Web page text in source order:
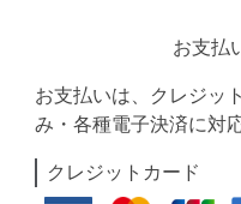
お支払
お支払いは、クレジッ
み・各種電子決済に対
クレジットカード